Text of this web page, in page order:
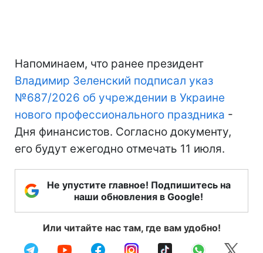
Напоминаем, что ранее президент
Владимир Зеленский подписал указ
№687/2026 об учреждении в Украине
нового профессионального праздника -
Дня финансистов. Согласно документу,
его будут ежегодно отмечать 11 июля.
Не упустите главное! Подпишитесь на
наши обновления в Google!
Или читайте нас там, где вам удобно!